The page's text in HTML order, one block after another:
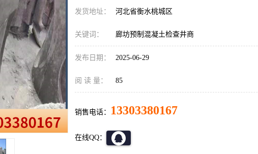
发货地址： 河北省衡水桃城区
关键词： 廊坊预制混凝土检查井商
发布日期： 2025-06-29
阅 读 量： 85
销售电话： 13303380167
在线QQ：